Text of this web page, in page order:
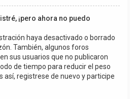
¡pero ahora no puedo
haya desactivado o borrado
También, algunos foros
sus usuarios que no publicaron
de tiempo para reducir el peso
así, registrese de nuevo y participe